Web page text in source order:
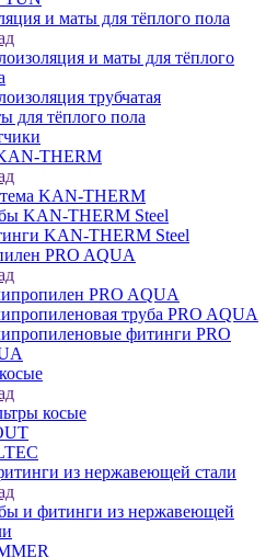
и маты для тёплого пола
и маты для тёплого
трубчатая
для тёплого пола
THERM
KAN-THERM
KAN-THERM Steel
KAN-THERM Steel
PRO AQUA
PRO AQUA
труба PRO AQUA
фитинги PRO
косые
из нержавеющей стали
и фитинги из нержавеющей